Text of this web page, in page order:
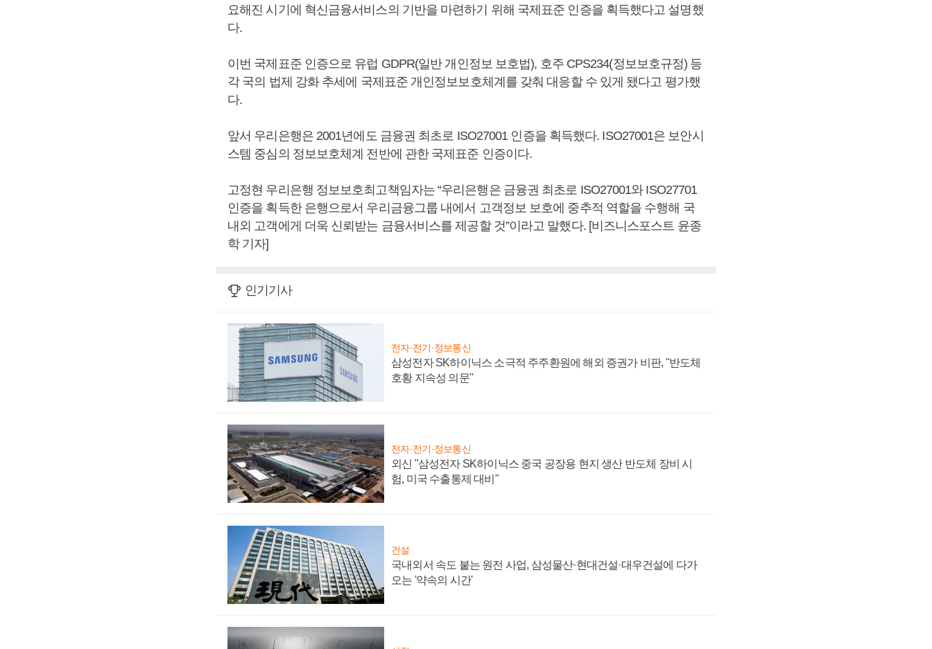
요해진 시기에 혁신금융서비스의 기반을 마련하기 위해 국제표준 인증을 획득했다고 설명했
다.
이번 국제표준 인증으로 유럽 GDPR(일반 개인정보 보호법), 호주 CPS234(정보보호규정) 등
각 국의 법제 강화 추세에 국제표준 개인정보보호체계를 갖춰 대응할 수 있게 됐다고 평가했
다.
앞서 우리은행은 2001년에도 금융권 최초로 ISO27001 인증을 획득했다. ISO27001은 보안시
스템 중심의 정보보호체계 전반에 관한 국제표준 인증이다.
고정현 우리은행 정보보호최고책임자는 “우리은행은 금융권 최초로 ISO27001와 ISO27701
인증을 획득한 은행으로서 우리금융그룹 내에서 고객정보 보호에 중추적 역할을 수행해 국
내외 고객에게 더욱 신뢰받는 금융서비스를 제공할 것”이라고 말했다. [비즈니스포스트 윤종
학 기자]
인기기사
전자·전기·정보통신
삼성전자 SK하이닉스 소극적 주주환원에 해외 증권가 비판, "반도체
호황 지속성 의문"
전자·전기·정보통신
외신 "삼성전자 SK하이닉스 중국 공장용 현지 생산 반도체 장비 시
험, 미국 수출통제 대비"
건설
국내외서 속도 붙는 원전 사업, 삼성물산·현대건설·대우건설에 다가
오는 '약속의 시간'